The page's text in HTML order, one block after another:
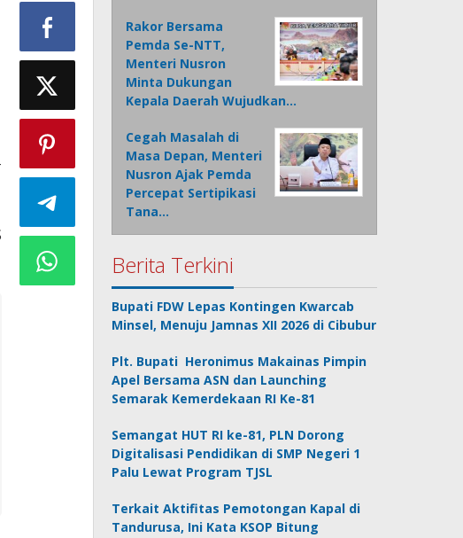
Rakor Bersama
Pemda Se-NTT,
Menteri Nusron
Minta Dukungan
Kepala Daerah Wujudkan…
Cegah Masalah di
Masa Depan, Menteri
Nusron Ajak Pemda
Percepat Sertipikasi
Tana…
Berita Terkini
Bupati FDW Lepas Kontingen Kwarcab
Minsel, Menuju Jamnas XII 2026 di Cibubur
Plt. Bupati Heronimus Makainas Pimpin
Apel Bersama ASN dan Launching
Semarak Kemerdekaan RI Ke-81
Semangat HUT RI ke-81, PLN Dorong
Digitalisasi Pendidikan di SMP Negeri 1
Palu Lewat Program TJSL
Terkait Aktifitas Pemotongan Kapal di
Tandurusa, Ini Kata KSOP Bitung